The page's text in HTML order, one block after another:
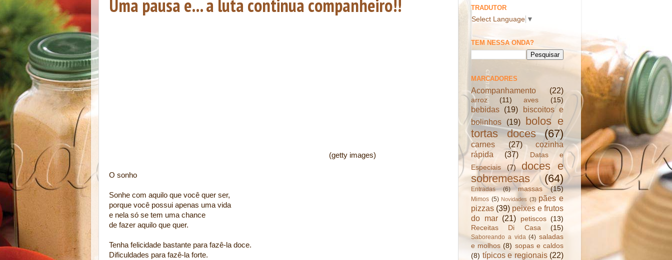
Uma pausa e... a luta continua companheiro!!
(getty images)
O sonho
Sonhe com aquilo que você quer ser,
porque você possui apenas uma vida
e nela só se tem uma chance
de fazer aquilo que quer.
Tenha felicidade bastante para fazê-la doce.
Dificuldades para fazê-la forte.
TRADUTOR
Select Language ▼
TEM NESSA ONDA?
MARCADORES
Acompanhamento (22)
arroz (11) aves (15)
bebidas (19)
biscoitos e
bolinhos
(19)
bolos e
tortas doces
(67)
carnes (27)
cozinha
rápida
(37)
Datas e
Especiais
(7)
doces e
sobremesas
(64)
Entradas (6) massas (15)
Mimos (5) Novidades (3) pães e
pizzas (39) peixes e frutos
do mar (21) petiscos (13)
Receitas Di Casa
(15)
Saboreando a vida (4) saladas
e molhos (8) sopas e caldos
(8) típicos e regionais (22)